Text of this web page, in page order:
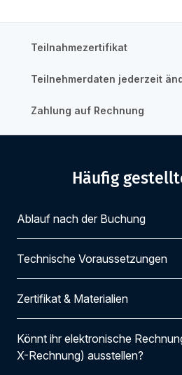
Teilnahmezertifikat
Teilnehmerdaten jederzeit
Zahlung auf Rechnung
Häufig
Ablauf nach der Buchung
Technische Voraussetzungen
Zertifikat & Materialien
Könnt ihr elektronische
X-Rechnung) ausstellen?